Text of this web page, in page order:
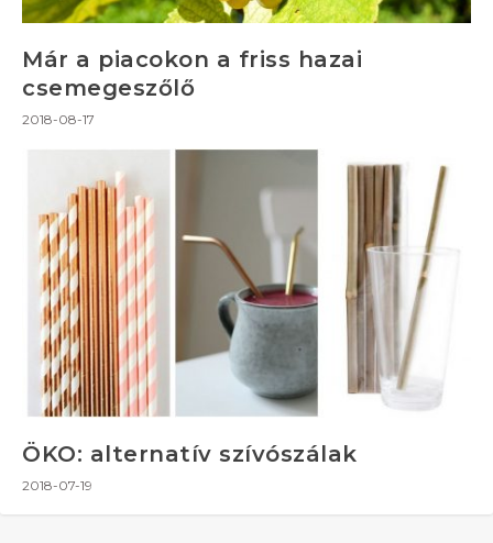
Már a piacokon a friss hazai
csemegeszőlő
2018-08-17
ÖKO: alternatív szívószálak
2018-07-19